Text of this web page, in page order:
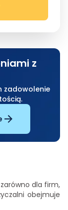
z
zadowolenie
dla firm,
obejmuje